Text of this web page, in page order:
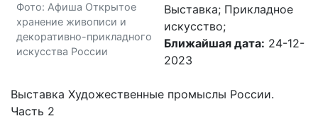
Фото: Афиша Открытое
хранение живописи и
декоративно-прикладного
искусства России
Выставка; Прикладное
искусство;
Ближайшая дата: 24-12-
2023
Выставка Художественные промыслы России.
Часть 2